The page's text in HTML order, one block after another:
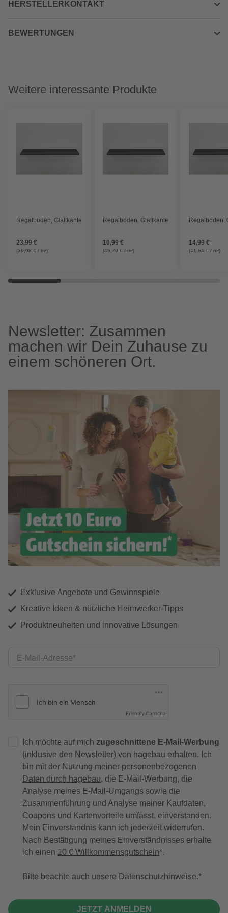
HERSTELLERKONTAKT
BEWERTUNGEN
Weitere interessante Produkte
Regalboden, Glattkante
23,99 €
(39,98 € / m²)
Regalboden, Glattkante
10,99 €
(45,79 € / m²)
Regalboden,
14,99 €
(41,64 € / m²)
Newsletter: Zusammen
machen wir Dein Zuhause zu
einem schöneren Ort.
Exklusive Angebote und Gewinnspiele
Kreative Ideen & nützliche Heimwerker-Tipps
Produktneuheiten und innovative Lösungen
E-Mail-Adresse
Friendly Captcha
Ich möchte auf mich zugeschnittene E-Mail-Werbung
(inklusive den Newsletter) von hagebau erhalten. Ich
bin mit der Nutzung meiner personenbezogenen
Daten durch hagebau, die E-Mail-Werbung, die
Analyse meines E-Mail-Umgangs sowie die
Zusammenführung und Analyse meiner Kaufdaten,
Coupons und Kartenvorteile umfasst, einverstanden.
Mein Einverständnis kann ich jederzeit widerrufen.
Nach Bestätigung meines Einverständnisses erhalte
ich einen 10 € Willkommensgutschein*.
Bitte beachte auch unsere Datenschutzhinweise.
JETZT ANMELDEN